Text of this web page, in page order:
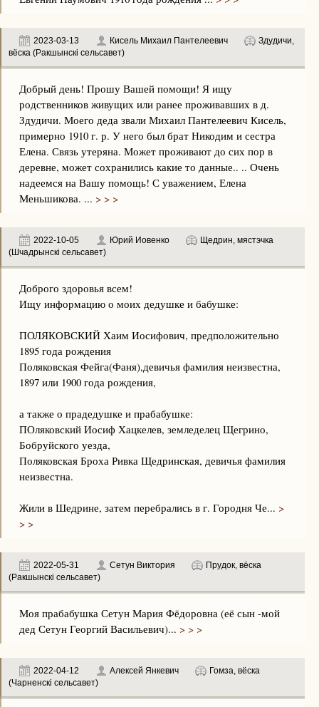
2023-03-13 Кисель Михаил Пантелеевич
Здудичи,
вёска (Ракшынскі сельсавет)
Добрый день! Прошу Вашей помощи! Я ищу
родственников живущих или ранее проживавших в д.
Здудичи. Моего деда звали Михаил Пантелеевич Кисель,
примерно 1910 г. р. У него был брат Никодим и сестра
Елена. Связь утеряна. Может проживают до сих пор в
деревне, может сохранились какие то данные.. .. Очень
надеемся на Вашу помощь! С уважением, Елена
Меньшикова. ... > > >
2022-10-05 Юрий Иовенко
Щедрин, мястэчка
(Шчадрынскі сельсавет)
Доброго здоровья всем!
Ищу информацию о моих дедушке и бабушке:
ПОЛЯКОВСКИЙ Хаим Иосифович, предположительно
1895 года рождения
Поляковская Фейга(Фаня),девичья фамилия неизвестна,
1897 или 1900 года рождения,
а также о прадедушке и прабабушке:
ПОляковский Иосиф Хацкелев, земледелец Щегрино,
Бобруйского уезда,
Поляковская Броха Ривка Щедринская, девичья фамилия
неизвестна.
Жили в Шедрине, затем перебрались в г. Городня Че... >
> >
2022-05-31 Сетун Виктория
Прудок, вёска
(Ракшынскі сельсавет)
Моя прабабушка Сетун Мария Фёдоровна (её сын -мой
дед Сетун Георгий Васильевич)... > > >
2022-04-12 Алексей Янкевич
Гомза, вёска
(Чарненскі сельсавет)